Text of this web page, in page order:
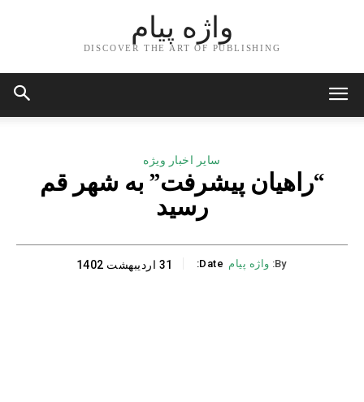
واژه پیام
DISCOVER THE ART OF PUBLISHING
سایر اخبار ویژه
“راهیان پیشرفت” به شهر قم
رسید
By: واژه پیام Date: 31 اردیبهشت 1402